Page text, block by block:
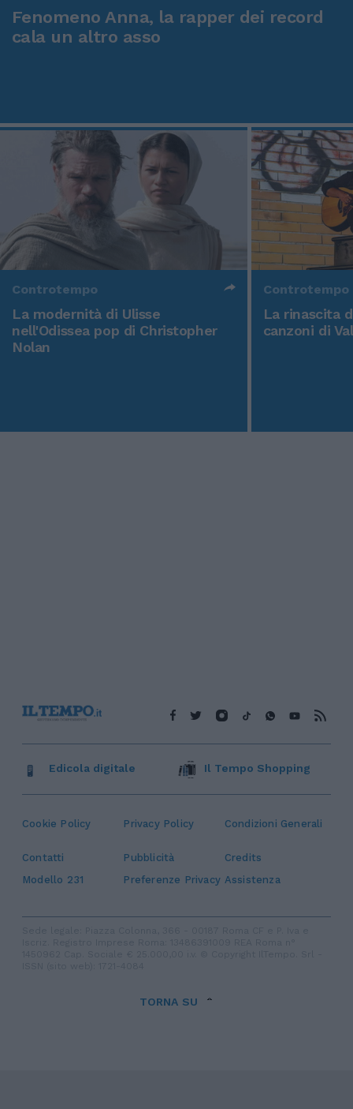
Fenomeno Anna, la rapper dei record
cala un altro asso
Controtempo
La modernità di Ulisse
nell'Odissea pop di Christopher
Nolan
Controtempo
La rinascita
canzoni di
Cookie Policy Privacy Policy Condizioni Generali
Contatti Pubblicità
Credits
Modello 231
Preferenze Privacy Assistenza
Edicola digitale Il Tempo Shopping
TORNA SU